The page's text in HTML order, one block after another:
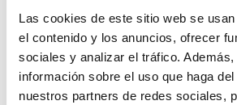
Las cookies de este sitio web se
el contenido y los anuncios, ofrecer
sociales y analizar el tráfico.
información sobre el uso que haga
nuestros partners de redes sociales,